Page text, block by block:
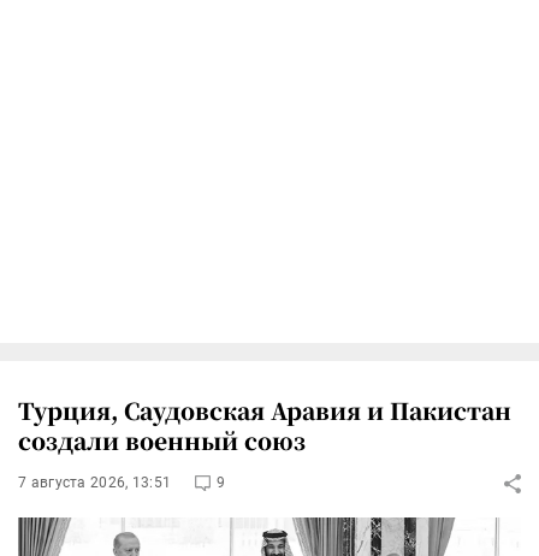
Турция, Саудовская Аравия и Пакистан
создали военный союз
7 августа 2026, 13:51 9